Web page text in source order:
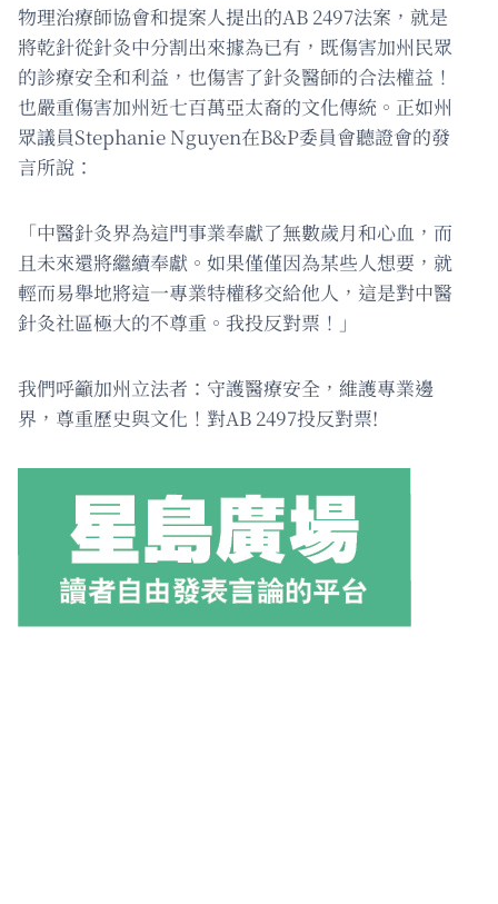
物理治療師協會和提案人提出的AB 2497法案，就是
將乾針從針灸中分割出來據為已有，既傷害加州民眾
的診療安全和利益，也傷害了針灸醫師的合法權益！
也嚴重傷害加州近七百萬亞太裔的文化傳統。正如州
眾議員Stephanie Nguyen在B&P委員會聽證會的發
言所說：
「中醫針灸界為這門事業奉獻了無數歲月和心血，而
且未來還將繼續奉獻。如果僅僅因為某些人想要，就
輕而易舉地將這一專業特權移交給他人，這是對中醫
針灸社區極大的不尊重。我投反對票！」
我們呼籲加州立法者：守護醫療安全，維護專業邊
界，尊重歷史與文化！對AB 2497投反對票!